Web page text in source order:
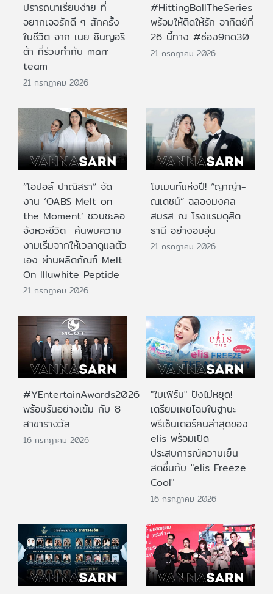
ปรารถนาเรียบง่าย ที่
อยากเจอรักดี ๆ สักครั้ง
ในชีวิต จาก เนย ซินญอริ
ต้า ที่ร่วมทำกับ marr
team
21 กรกฎาคม 2026
#HittingBallTheSeries
พร้อมให้ติดให้รัก อาทิตย์ที่
26 นี้ทาง #ช่อง9กด30
21 กรกฎาคม 2026
“โอปอล์ ปาณิสรา” จัด
งาน ‘OABS Melt on
the Moment’ ชวนชะลอ
จังหวะชีวิต ค้นพบความ
งามเริ่มจากให้เวลาดูแลตัว
เอง ผ่านผลิตภัณฑ์ Melt
On Illuwhite Peptide
21 กรกฎาคม 2026
โมเมนท์แห่งปี! “ญาญ่า-
ณเดชน์” ฉลองมงคล
สมรส ณ โรงแรมดุสิต
ธานี อย่างอบอุ่น
21 กรกฎาคม 2026
#YEntertainAwards2026
พร้อมรันอย่างเข้ม กับ 8
สาขารางวัล
16 กรกฎาคม 2026
"ใบเฟิร์น" ปังไม่หยุด!
เตรียมเผยโฉมในฐานะ
พรีเซ็นเตอร์คนล่าสุดของ
elis พร้อมเปิด
ประสบการณ์ความเย็น
สดชื่นกับ "elis Freeze
Cool"
16 กรกฎาคม 2026